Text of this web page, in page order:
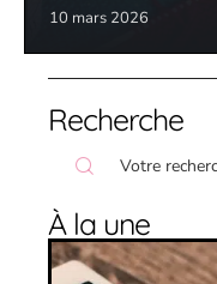
10 mars 2026
Recherche
À la une